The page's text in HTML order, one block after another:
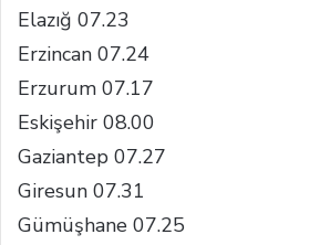
Elazığ 07.23
Erzincan 07.24
Erzurum 07.17
Eskişehir 08.00
Gaziantep 07.27
Giresun 07.31
Gümüşhane 07.25